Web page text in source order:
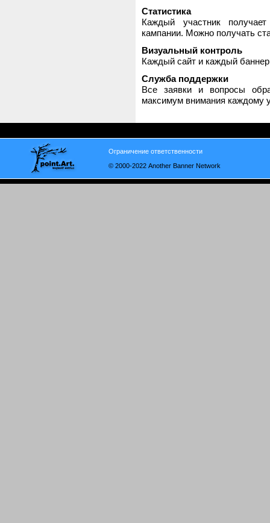
Статистика
Каждый участник
кампании. Можно получать
Визуальный контроль
Каждый сайт и каждый
Служба поддержки
Все заявки и вопросы
максимум внимания каждому
Ограничение ответственности
© 2000-2022 Another Banner Network